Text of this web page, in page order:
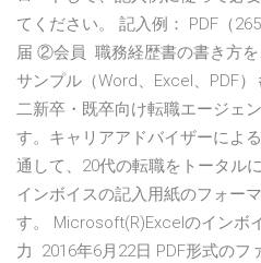
てください。 記入例： PDF（
届 ②会員 職務経歴書の書き方
サンプル（Word、Excel、PDF
二新卒・既卒向け転職エージェ
す。キャリアアドバイザーによ
通して、20代の転職をトータル
インボイスの記入用紙のフォー
す。 Microsoft(R)Excelのインボ
力 2016年6月22日 PDF形式のフ